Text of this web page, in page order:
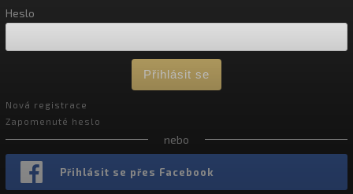
Heslo
Přihlásit se
Nová registrace
Zapomenuté heslo
nebo
Přihlásit se přes Facebook